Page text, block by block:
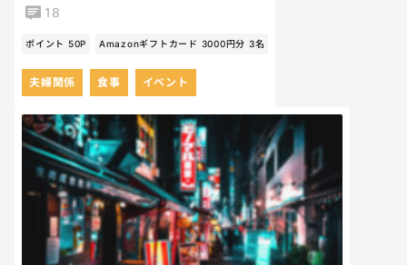
18
ポイント 50P Amazonギフトカード 3000円分 3名
夫婦関係 食事 イベント